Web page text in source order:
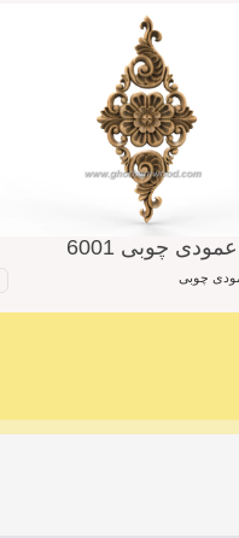
چوبی 6001
چوبی